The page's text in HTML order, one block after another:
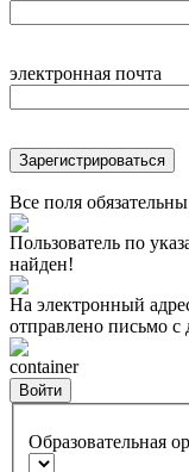
электронная почта
Зарегистрироваться
Все поля
Пользователь по
найден!
На электронный
отправлено письмо
container
Войти
Образовательная